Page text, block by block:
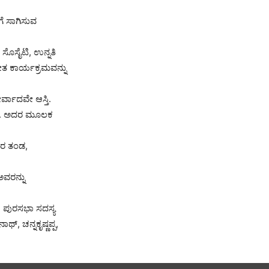
ಸಾಗಿಸುವ
ಉನ್ನತಿ
ಕಾರ್ಯಕ್ರಮವನ್ನು
ಆಸ್ತಿ.
ಅದರ ಮೂಲಕ
ತಂಡ,
ಸದಸ್ಯ
ಚನ್ನಕೃಷ್ಣಪ್ಪ,